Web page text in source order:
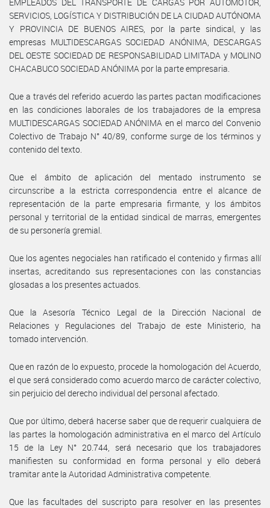
SERVICIOS, LOGÍSTICA Y DISTRIBUCIÓN DE LA CIUDAD AUTÓNOMA
Y PROVINCIA DE BUENOS AIRES, por la parte sindical, y las
empresas MULTIDESCARGAS SOCIEDAD ANÓNIMA, DESCARGAS
DEL OESTE SOCIEDAD DE RESPONSABILIDAD LIMITADA y MOLINO
CHACABUCO SOCIEDAD ANÓNIMA por la parte empresaria.
Que a través del referido acuerdo las partes pactan modificaciones
en las condiciones laborales de los trabajadores de la empresa
MULTIDESCARGAS SOCIEDAD ANÓNIMA en el marco del Convenio
Colectivo de Trabajo N° 40/89, conforme surge de los términos y
contenido del texto.
Que el ámbito de aplicación del mentado instrumento se
circunscribe a la estricta correspondencia entre el alcance de
representación de la parte empresaria firmante, y los ámbitos
personal y territorial de la entidad sindical de marras, emergentes
de su personería gremial.
Que los agentes negociales han ratificado el contenido y firmas allí
insertas, acreditando sus representaciones con las constancias
glosadas a los presentes actuados.
Que la Asesoría Técnico Legal de la Dirección Nacional de
Relaciones y Regulaciones del Trabajo de este Ministerio, ha
tomado intervención.
Que en razón de lo expuesto, procede la homologación del Acuerdo,
el que será considerado como acuerdo marco de carácter colectivo,
sin perjuicio del derecho individual del personal afectado.
Que por último, deberá hacerse saber que de requerir cualquiera de
las partes la homologación administrativa en el marco del Artículo
15 de la Ley N° 20.744, será necesario que los trabajadores
manifiesten su conformidad en forma personal y ello deberá
tramitar ante la Autoridad Administrativa competente.
Que las facultades del suscripto para resolver en las presentes